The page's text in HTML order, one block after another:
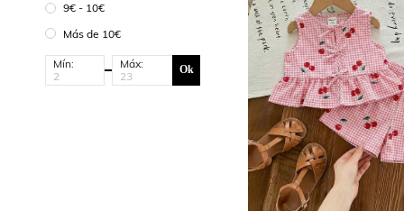
9€ - 10€
Más de 10€
Mín: Máx: Ok